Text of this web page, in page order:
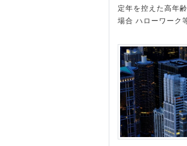
定年を控えた高年
場合 ハローワーク